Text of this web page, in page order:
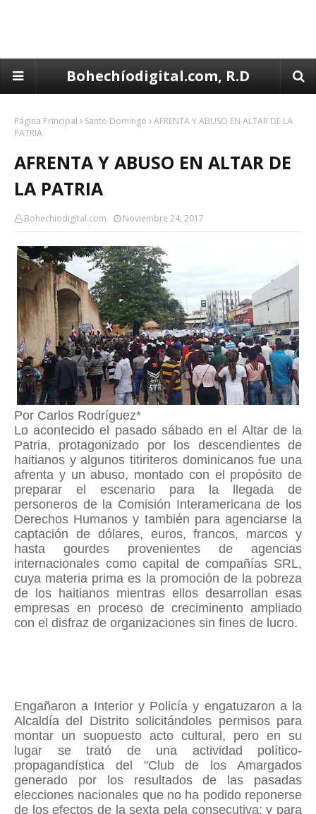
Bohechíodigital.com, R.D
Página Principal Santo Domingo
AFRENTA Y ABUSO EN ALTAR DE LA
PATRIA
AFRENTA Y ABUSO EN ALTAR DE
LA PATRIA
Bohechiodigital.com Noviembre 24, 2017
Por Carlos Rodríguez*
Lo acontecido el pasado sábado en el Altar de la
Patria, protagonizado por los descendientes de
haitianos y algunos titiriteros dominicanos fue una
afrenta y un abuso, montado con el propósito de
preparar el escenario para la llegada de
personeros de la Comisión Interamericana de los
Derechos Humanos y también para agenciarse la
captación de dólares, euros, francos, marcos y
hasta gourdes provenientes de agencias
internacionales como capital de compañías SRL,
cuya materia prima es la promoción de la pobreza
de los haitianos mientras ellos desarrollan esas
empresas en proceso de creciminento ampliado
con el disfraz de organizaciones sin fines de lucro.
Engañaron a Interior y Policía y engatuzaron a la
Alcaldía del Distrito solicitándoles permisos para
montar un suopuesto acto cultural, pero en su
lugar se trató de una actividad político-
propagandística del "Club de los Amargados
generado por los resultados de las pasadas
elecciones nacionales que no ha podido reponerse
de los efectos de la sexta pela consecutiva; y para